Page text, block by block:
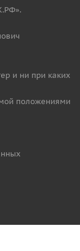
и ни при каких
положениями